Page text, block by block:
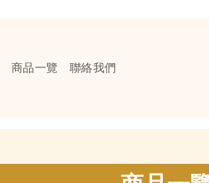
商品一覽 聯絡我們